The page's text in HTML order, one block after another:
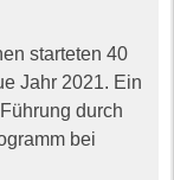
starteten 40
Jahr 2021. Ein
durch
bei